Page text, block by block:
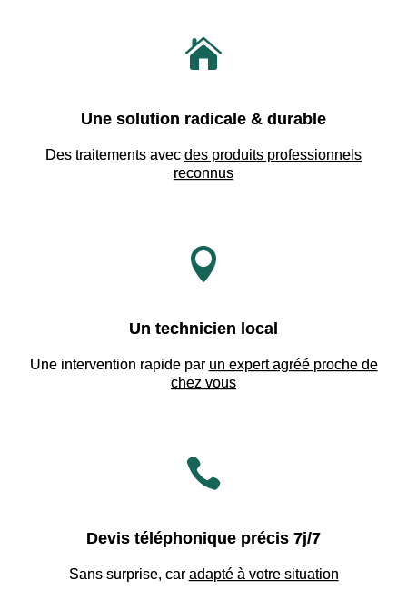

Une solution radicale & durable
Des traitements avec des produits professionnels
reconnus

Un technicien local
Une intervention rapide par un expert agréé proche de
chez vous

Devis téléphonique précis 7j/7
Sans surprise, car adapté à votre situation